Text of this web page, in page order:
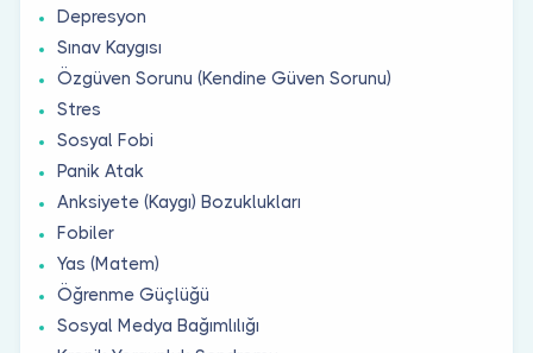
Depresyon
Sınav Kaygısı
Özgüven Sorunu (Kendine Güven Sorunu)
Stres
Sosyal Fobi
Panik Atak
Anksiyete (Kaygı) Bozuklukları
Fobiler
Yas (Matem)
Öğrenme Güçlüğü
Sosyal Medya Bağımlılığı